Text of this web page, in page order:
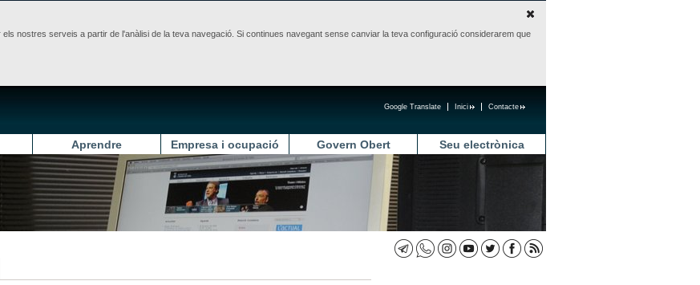
nostres serveis a partir de l'anàlisi de la teva navegació. Si continues navegant sense canviar la teva configuració considerarem que
Contacte
Inici
Google Translate
Aprendre Empresa i ocupació Govern Obert Seu electrònica